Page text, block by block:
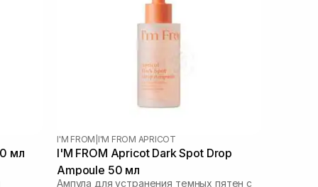
мл
I'M FROM I'M FROM APRICOT
I'M FROM Apricot Dark Spot Drop
Ampoule 50 мл
Ампула для устранения темных пятен с